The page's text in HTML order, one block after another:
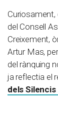
Curiosament,
del Consell
Creixement,
Artur Mas,
del rànquing
ja reflectia el
dels Silencis